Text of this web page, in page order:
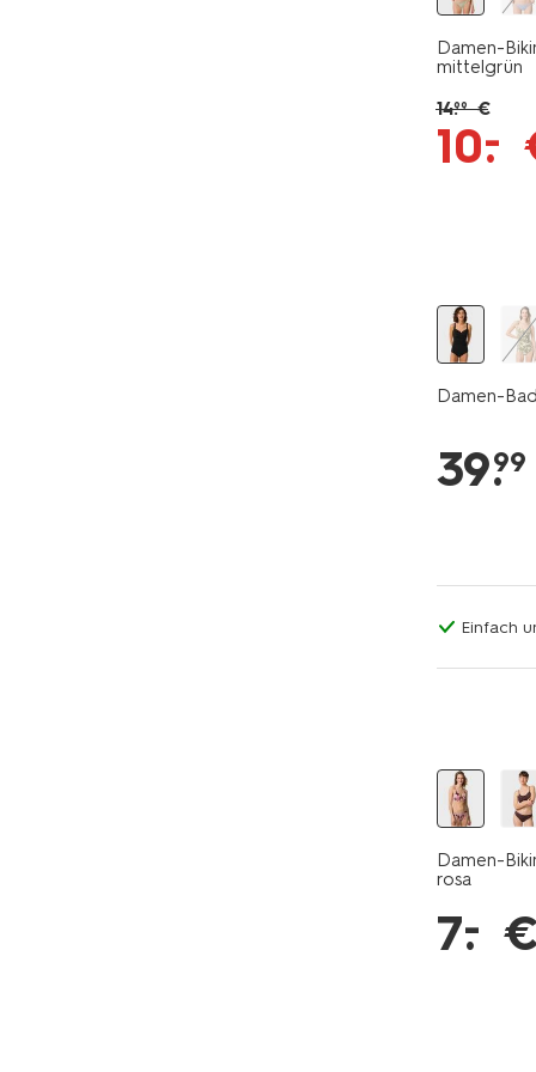
Damen-
mittelgrün
14.99 €
10.
–
Damen-
39.
99
Einfach
Damen-
rosa
7.
– €